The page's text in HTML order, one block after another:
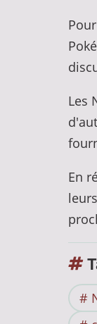
Les
En